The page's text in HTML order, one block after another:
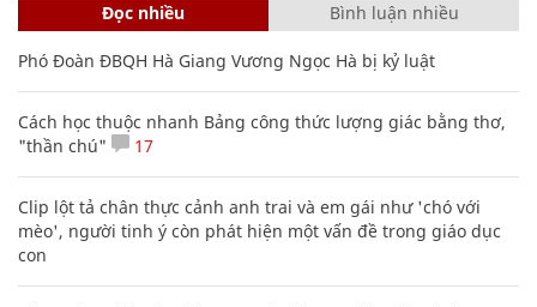
Đọc nhiều Bình luận nhiều
Phó Đoàn ĐBQH Hà Giang Vương Ngọc Hà bị kỷ luật
Cách học thuộc nhanh Bảng công thức lượng giác bằng thơ,
"thần chú"
17
Clip lột tả chân thực cảnh anh trai và em gái như 'chó với
mèo', người tinh ý còn phát hiện một vấn đề trong giáo dục
con